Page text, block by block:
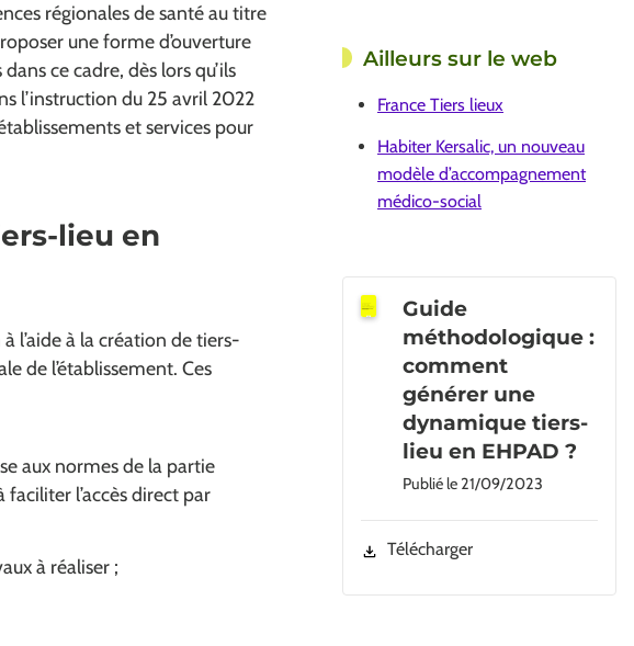
régionales de santé au titre
une forme d’ouverture
ce cadre, dès lors qu’ils
l’instruction du 25 avril 2022
et services pour
lieu en
l’aide à la création de tiers-
de l’établissement. Ces
aux normes de la partie
faciliter l’accès direct par
à réaliser ;
Ailleurs sur le web
France Tiers lieux
Habiter Kersalic, un nouveau
modèle d’accompagnement
médico-social
Guide
méthodologique :
comment
générer une
dynamique tiers-
lieu en EHPAD ?
Publié le 21/09/2023
Télécharger